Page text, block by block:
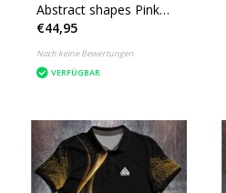
Abstract shapes Pink
Blue
€44,95
Noch keine Bewertungen
VERFÜGBAR